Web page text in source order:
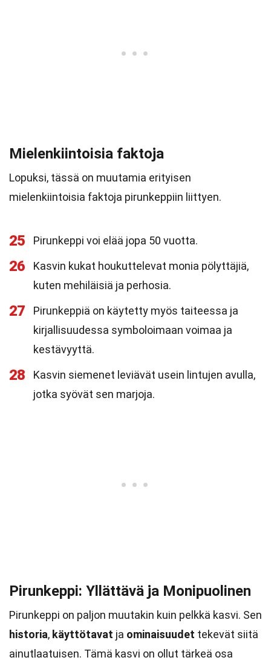
Mielenkiintoisia faktoja
Lopuksi, tässä on muutamia erityisen
mielenkiintoisia faktoja pirunkeppiin liittyen.
25 Pirunkeppi voi elää jopa 50 vuotta.
26
Kasvin kukat houkuttelevat monia pölyttäjiä,
kuten mehiläisiä ja perhosia.
27
Pirunkeppiä on käytetty myös taiteessa ja
kirjallisuudessa symboloimaan voimaa ja
kestävyyttä.
28
Kasvin siemenet leviävät usein lintujen avulla,
jotka syövät sen marjoja.
Pirunkeppi: Yllättävä ja Monipuolinen
Pirunkeppi on paljon muutakin kuin pelkkä kasvi. Sen
historia, käyttötavat ja ominaisuudet tekevät siitä
ainutlaatuisen. Tämä kasvi on ollut tärkeä osa